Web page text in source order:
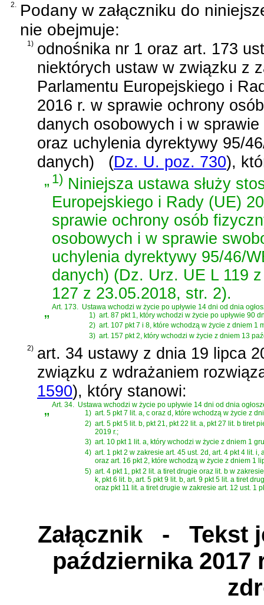
2. Podany w załączniku do
nie obejmuje:
1) odnośnika nr 1 oraz art. 173
niektórych ustaw w związku z
Parlamentu Europejskiego i
2016 r. w sprawie ochrony
danych osobowych i w
oraz uchylenia dyrektywy 95/
danych)
(Dz. U. poz. 730),
„1) Niniejsza ustawa służy
Europejskiego i Rady (UE)
sprawie ochrony osób
osobowych i w sprawie
uchylenia dyrektywy 95/46/
danych) (Dz. Urz. UE L 119
127 z 23.05.2018, str. 2).
„Art. 173. Ustawa wchodzi w życie po upływie 14 dni od dnia
1) art. 87 pkt 1, który wchodzi w życie po upływie 90
2) art. 107 pkt 7 i 8, które wchodzą w życie z dniem 1
3) art. 157 pkt 2, który wchodzi w życie z dniem 13
2) art. 34 ustawy z dnia 19 lipca
związku z wdrażaniem
1590), który stanowi:
„Art. 34. Ustawa wchodzi w życie po upływie 14 dni od dnia
1) art. 5 pkt 7 lit. a, c oraz d, które wchodzą w życie z
2) art. 5 pkt 5 lit. b, pkt 21, pkt 22 lit. a, pkt 27 lit. b tiret
2019 r.;
3) art. 10 pkt 1 lit. a, który wchodzi w życie z dniem 1
4) art. 1 pkt 2 w zakresie art. 45 ust. 2d, art. 4 pkt 4 lit.
oraz art. 16 pkt 2, które wchodzą w życie z dniem 1
5) art. 4 pkt 1, pkt 2 lit. a tiret drugie oraz lit. b w
k, pkt 6 lit. b, art. 5 pkt 9 lit. b, art. 9 pkt 5 lit. a tiret
oraz pkt 11 lit. a tiret drugie w zakresie art. 12 ust. 1
Załącznik- Tekst
października 2017